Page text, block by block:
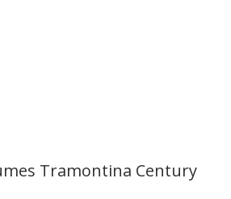
Tramontina Century